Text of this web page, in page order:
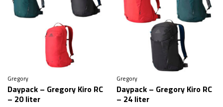
Gregory
Daypack – Gregory Kiro RC
– 20 liter
Gregory
Daypack – Gregory Kiro RC
– 24 liter